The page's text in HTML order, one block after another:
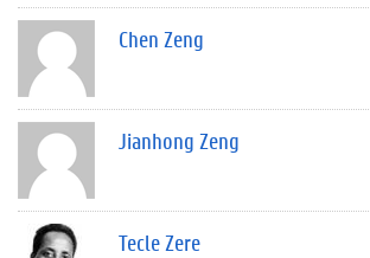
Chen Zeng
Jianhong Zeng
Tecle Zere